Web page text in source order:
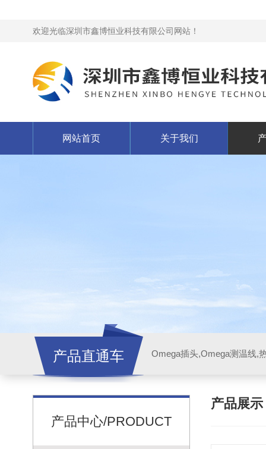
欢迎光临深圳市鑫博恒业科技有限公司网站！
网站首页 关于我们
产品直通车
产品中心/PRODUCT
产品展示